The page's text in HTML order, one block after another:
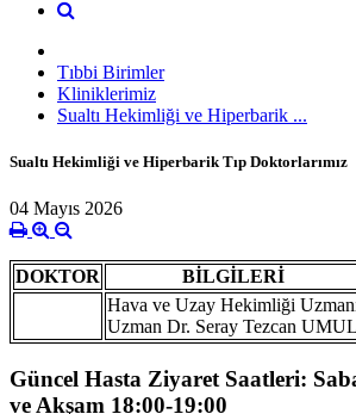
Tıbbi Birimler
Kliniklerimiz
Sualtı Hekimliği ve Hiperbarik ...
Sualtı Hekimliği ve Hiperbarik Tıp Doktorlarımız
04 Mayıs 2026
DOKTOR
BİLGİLERİ
Hava ve Uzay Hekimliği
Uzman Dr. Seray Tezcan UMUL
Güncel Hasta Ziyaret Saatleri:
ve Akşam 18:00-19:00